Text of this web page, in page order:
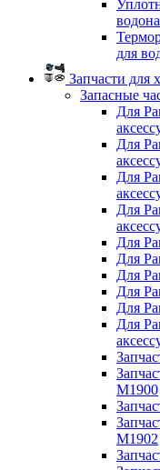
для
Запчасти для
Запасные
Для
Для
Для
Для
Для
Для
Для
Для
Для
Для
M1900
M1902